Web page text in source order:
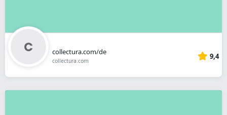
collectura.com/de
collectura.com 9,4